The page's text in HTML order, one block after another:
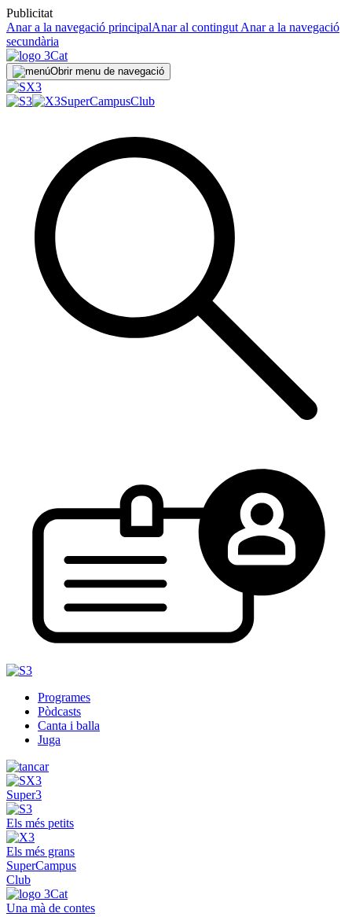
Publicitat
Anar a la navegació principalAnar al contingut Anar a la navegació
secundària
Obrir menu de navegació
SuperCampusClub
Programes
Pòdcasts
Canta i balla
Juga
Super3
Els més petits
Els més grans
SuperCampus
Club
Una mà de contes